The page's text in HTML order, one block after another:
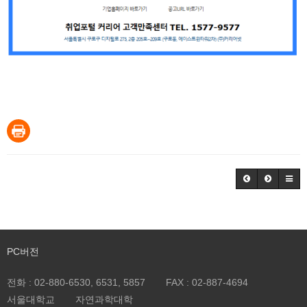
PC버전
전화 : 02-880-6530, 6531, 5857 FAX : 02-887-4694
서울대학교
자연과학대학